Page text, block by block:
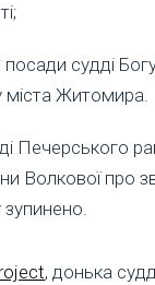
посади судді
міста Житомира.
Печерського
Волкової про
зупинено.
, донька